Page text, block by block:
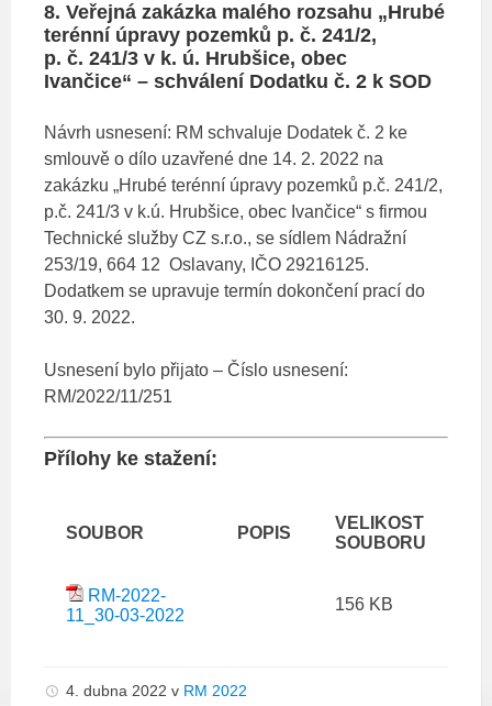
8. Veřejná zakázka malého rozsahu „Hrubé
terénní úpravy pozemků p. č. 241/2,
p. č. 241/3 v k. ú. Hrubšice, obec
Ivančice“ – schválení Dodatku č. 2 k SOD
Návrh usnesení: RM schvaluje Dodatek č. 2 ke
smlouvě o dílo uzavřené dne 14. 2. 2022 na
zakázku „Hrubé terénní úpravy pozemků p.č. 241/2,
p.č. 241/3 v k.ú. Hrubšice, obec Ivančice“ s firmou
Technické služby CZ s.r.o., se sídlem Nádražní
253/19, 664 12 Oslavany, IČO 29216125.
Dodatkem se upravuje termín dokončení prací do
30. 9. 2022.
Usnesení bylo přijato – Číslo usnesení:
RM/2022/11/251
Přílohy ke stažení:
SOUBOR POPIS
VELIKOST
SOUBORU
RM-2022-
11_30-03-2022
156 KB
4. dubna 2022 v RM 2022